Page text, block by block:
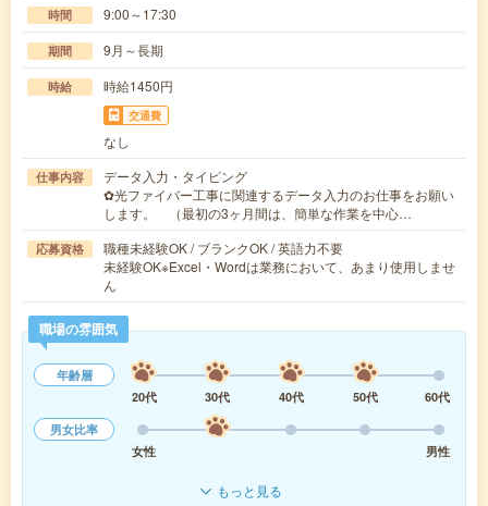
時間 9:00～17:30
期間 9月～長期
時給 時給1450円
交通費
なし
仕事内容
データ入力・タイピング
✿光ファイバー工事に関連するデータ入力のお仕事をお願い
します。 （最初の3ヶ月間は、簡単な作業を中心…
応募資格
職種未経験OK / ブランクOK / 英語力不要
未経験OK※Excel・Wordは業務において、あまり使用しませ
ん
職場の雰囲気
年齢層
20代
30代 40代 50代
60代
男女比率
女性
男性
もっと見る